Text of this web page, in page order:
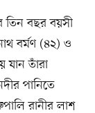
তিন বছর বয়সী
বর্মণ (৪২) ও
যান তাঁরা
পানিতে
রানীর লাশ